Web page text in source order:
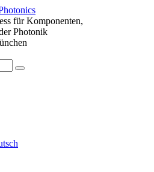
für Komponenten,
Photonik